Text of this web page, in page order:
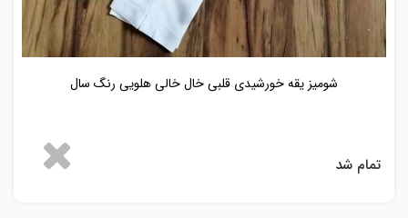
شومیز یقه خورشیدی قلبی خال خالی هلویی رنگ سال
تمام شد